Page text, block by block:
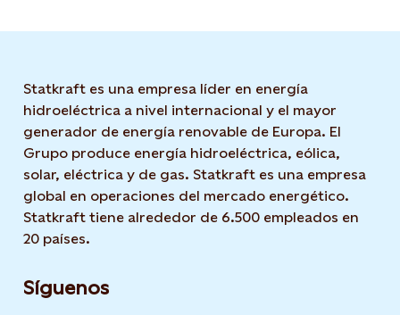
Statkraft es una empresa líder en energía
hidroeléctrica a nivel internacional y el mayor
generador de energía renovable de Europa. El
Grupo produce energía hidroeléctrica, eólica,
solar, eléctrica y de gas. Statkraft es una empresa
global en operaciones del mercado energético.
Statkraft tiene alrededor de 6.500 empleados en
20 países.
Síguenos